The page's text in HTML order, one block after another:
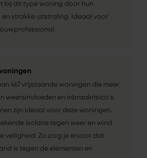
bij dit type woning door hun
en strakke uitstraling. Ideaal voor
467 vrijstaande woningen die meer
weersinvloeden en inbraakrisico’s.
zijn ideaal voor deze woningen.
isolatie tegen weer en wind
veiligheid. Zo zorg je ervoor dat
is tegen de elementen en